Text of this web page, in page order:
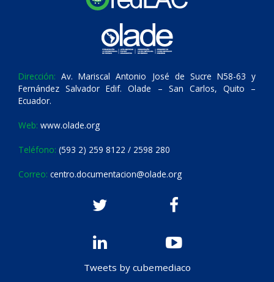
Dirección: Av. Mariscal Antonio José de Sucre N58-63 y
Fernández Salvador Edif. Olade – San Carlos, Quito –
Ecuador.
Web: www.olade.org
Teléfono: (593 2) 259 8122 / 2598 280
Correo: centro.documentacion@olade.org
Tweets by cubemediaco